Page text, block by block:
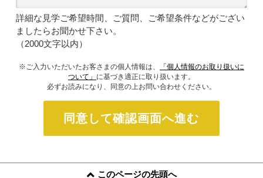
詳細な見学ご希望時間、ご質問、ご希望条件などがござい
ましたらお聞かせ下さい。
（2000文字以内）
※ご入力いただいたお客さまの個人情報は、
「個人情報のお取り扱いに
ついて」 に基づき適正に取り扱います。
必ずお読みになり、同意の上お問い合わせください。
同意して確認画面へ進む
このページの先頭へ